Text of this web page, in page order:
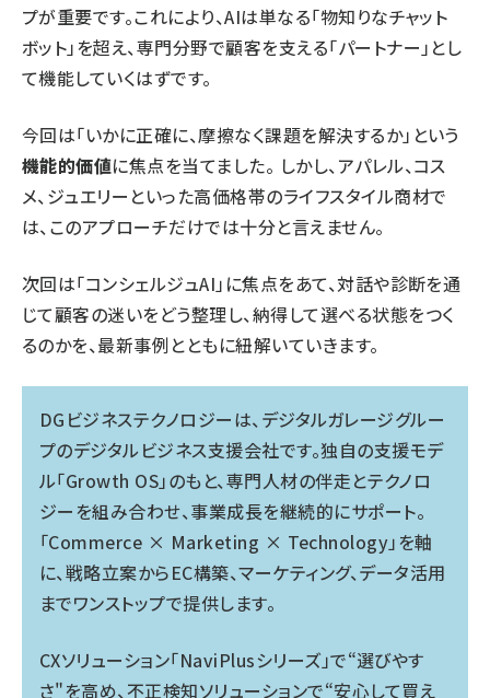
プが重要です。これにより、AIは単なる「物知りなチャット
ボット」を超え、専門分野で顧客を支える「パートナー」とし
て機能していくはずです。
今回は「いかに正確に、摩擦なく課題を解決するか」という
機能的価値に焦点を当てました。 しかし、アパレル、コス
メ、ジュエリーといった高価格帯のライフスタイル商材で
は、このアプローチだけでは十分と言えません。
次回は「コンシェルジュAI」に焦点をあて、対話や診断を通
じて顧客の迷いをどう整理し、納得して選べる状態をつく
るのかを、最新事例とともに紐解いていきます。
DGビジネステクノロジーは、デジタルガレージグルー
プのデジタルビジネス支援会社です。独自の支援モデ
ル「Growth OS」のもと、専門人材の伴走とテクノロ
ジーを組み合わせ、事業成長を継続的にサポート。
「Commerce × Marketing × Technology」を軸
に、戦略立案からEC構築、マーケティング、データ活用
までワンストップで提供します。
CXソリューション「NaviPlusシリーズ」で“選びやす
さ"を高め、不正検知ソリューションで“安心して買え